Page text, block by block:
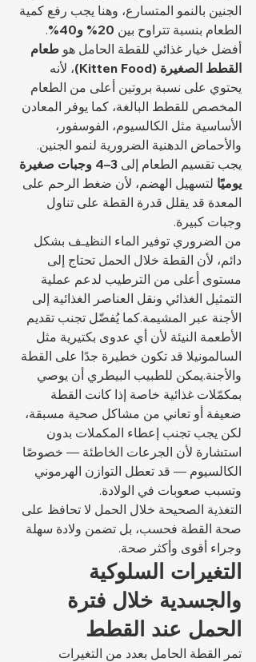
الجنين بالنمو المتسارع، وهنا يجب رفع كمية
الطعام بنسبة تتراوح بين 20% و40%
.
أفضل خيار غذائي للقطة الحامل هو طعام
القطط الصغيرة (Kitten Food)
، لأنه
يحتوي على نسبة بروتين أعلى من الطعام
المخصص للقطط البالغة، كما يوفر المعادن
الأساسية مثل الكالسيوم، الفوسفور،
والأحماض الدهنية الضرورية لنمو الجنين.
يجب تقسيم الطعام إلى
3–4 وجبات صغيرة
يوميًا لتسهيل الهضم، لأن ضغط الرحم على
المعدة قد يقلل قدرة القطة على تناول
وجبات كبيرة.
من الضروري توفير الماء النظيـف بشكل
دائم، لأن القطة خلال الحمل تحتاج إلى
مستوى أعلى من الترطيب لدعم عملية
التمثيل الغذائي ونقل العناصر الغذائية إلى
الأجنة عبر المشيمة.كما يُفضّل تجنب تقديم
الأطعمة النيئة لأن أي عدوى بكتيرية مثل
السالمونيلا قد تكون خطيرة جدًا على القطة
والأجنة.يمكن للطبيب البيطري أن يوصي
بمكمّلات غذائية خاصة إذا كانت القطة
ضعيفة أو تعاني من مشاكل صحية مسبقة،
لكن يجب تجنب إعطاء المكملات بدون
استشارة لأن الجرعات الخاطئة — خصوصًا
الكالسيوم — قد تعطل التوازن الهرموني
وتسبب صعوبات في الولادة.
التغذية الصحيحة خلال الحمل لا تحافظ على
صحة القطة فحسب، بل تضمن ولادة سهلة
وجراء أقوى وأكثر صحة.
التغيرات السلوكية
والجسدية خلال فترة
الحمل عند القطط
تمر القطة الحامل بعدد من التغيرات